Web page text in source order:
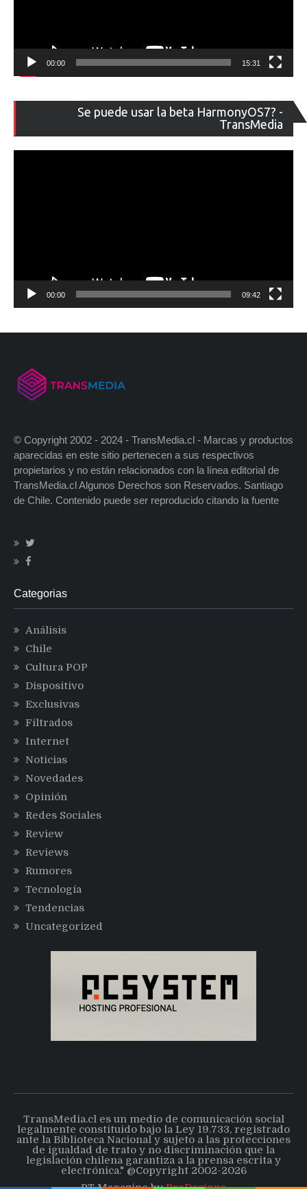
00:00 15:31
Se puede usar la beta HarmonyOS7? -
TransMedia
de
00:00 09:42
© Copyright 2002 - 2024 - TransMedia.cl - Marcas y productos
aparecidas en este sitio pertenecen a sus respectivos
propietarios y no están relacionados con la línea editorial de
TransMedia.cl Algunos Derechos son Reservados. Santiago
de Chile. Contenido puede ser reproducido citando la fuente
Categorias
Análisis
Chile
Cultura POP
Dispositivo
Exclusivas
Filtrados
Internet
Noticias
Novedades
Opinión
Redes Sociales
Review
Reviews
Rumores
Tecnología
Tendencias
Uncategorized
TransMedia.cl es un medio de comunicación social
legalmente constituido bajo la Ley 19.733, registrado
ante la Biblioteca Nacional y sujeto a las protecciones
de igualdad de trato y no discriminación que la
legislación chilena garantiza a la prensa escrita y
electrónica." @Copyright 2002-2026